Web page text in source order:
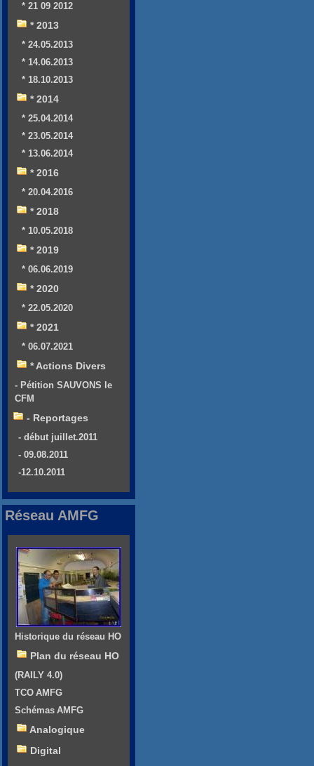
* 21 09 2012
* 2013
* 24.05.2013
* 14.06.2013
* 18.10.2013
* 2014
* 25.04.2014
* 23.05.2014
* 13.06.2014
* 2016
* 20.04.2016
* 2018
* 10.05.2018
* 2019
* 06.06.2019
* 2020
* 22.05.2020
* 2021
* 06.07.2021
* Actions Divers
- Pétition SAUVONS le
CFM
- Reportages
- début juillet.2011
- 09.08.2011
-12.10.2011
Réseau AMFG
Historique du réseau HO
Plan du réseau HO
(RAILY 4.0)
TCO AMFG
Schémas AMFG
Analogique
Digital